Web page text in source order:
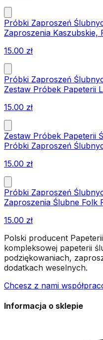
Próbki Zaproszeń
Zaproszenia Kaszubskie,
15.00 zł
Próbki Zaproszeń
Zestaw Próbek Papeterii
15.00 zł
Zestaw Próbek Papeterii
Próbki Zaproszeń
15.00 zł
Próbki Zaproszeń
Zaproszenia Ślubne Folk
15.00 zł
Polski producent
kompleksowej papeterii
podziękowaniach,
dodatkach weselnych.
Chcesz z nami
Informacja o sklepie